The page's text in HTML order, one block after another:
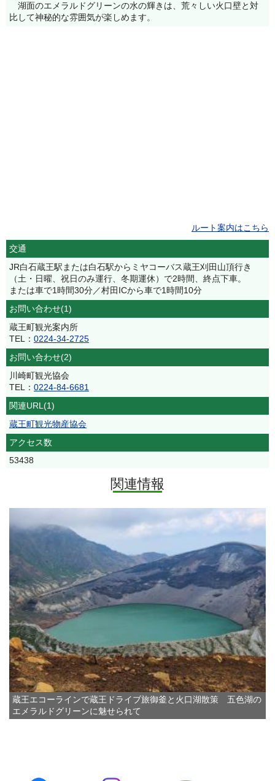
湖面のエメラルドグリーンの水の輝きは、荒々しい火口壁と対
比して神秘的な雰囲気が楽しめます。
ルート案内はこちら
交通
JR白石蔵王駅または白石駅からミヤコーバス蔵王刈田山頂行き
（土・日曜、祝日のみ運行、冬期運休）で2時間、終点下車。
または車で1時間30分／村田ICから車で1時間10分
お問い合わせ(1)
蔵王町観光案内所
TEL： 0224-34-2725
お問い合わせ(2)
川崎町観光協会
TEL： 0224-84-6681
関連URL(1)
蔵王町観光物産協会
アクセス数
53438
関連情報
蔵王エコーラインで蔵王ドライブ旅御釜と火口湖散策 五色湖の
エメラルドグリーンに魅せられて